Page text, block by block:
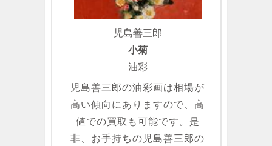
児島善三郎
小菊
油彩
児島善三郎の油彩画は相場が
高い傾向にありますので、高
値での買取も可能です。是
非、お手持ちの児島善三郎の